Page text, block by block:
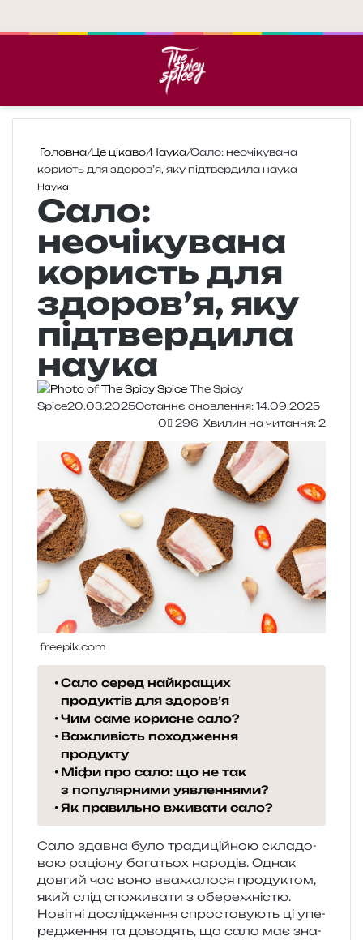
Головна/Це цікаво/Наука/Сало: неочікувана
користь для здоров’я, яку підтвердила наука
Наука
Сало:
неочікувана
користь для
здоров’я, яку
підтвердила
наука
The Spicy
Spice20.03.2025Останнє оновлення: 14.09.2025
0
296 Хвилин на читання: 2
freepik.com
Сало серед найкращих
продуктів для здоров’я
Чим саме корисне сало?
Важливість походження
продукту
Міфи про сало: що не так
з популярними уявленнями?
Як правильно вживати сало?
Сало здав­на було тра­ди­цій­ною скла­до­
вою раціо­ну бага­тьох наро­дів. Однак
дов­гий час воно вва­жа­ло­ся про­ду­ктом,
який слід спо­жи­ва­ти з обе­ре­жні­стю.
Новітні дослі­дже­н­ня спро­сто­ву­ють ці упе­
ре­дже­н­ня та дово­дять, що сало має зна­